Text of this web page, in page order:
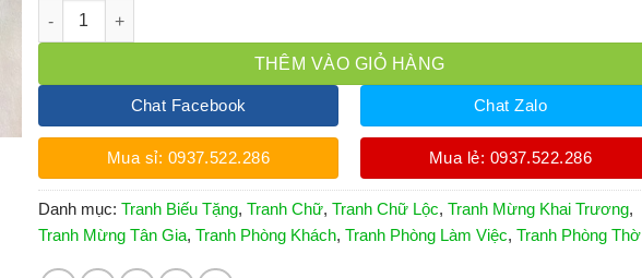
Tranh Chữ Lộc Thư Pháp Bằng Đồng Khung Gỗ 48cm x 68cm số lượng
THÊM VÀO GIỎ HÀNG
Chat Facebook
Mua sỉ: 0937.522.286
Chat Zalo
Mua lẻ: 0937.522.286
Danh mục: Tranh Biếu Tặng, Tranh Chữ, Tranh Chữ Lộc, Tranh Mừng Khai Trương,
Tranh Mừng Tân Gia, Tranh Phòng Khách, Tranh Phòng Làm Việc, Tranh Phòng Thờ